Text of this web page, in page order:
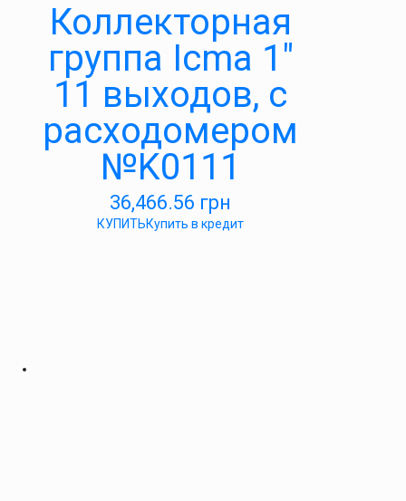
Коллекторная
группа Icma 1″
11 выходов, с
расходомером
№K0111
36,466.56 грн
КУПИТЬКупить в кредит